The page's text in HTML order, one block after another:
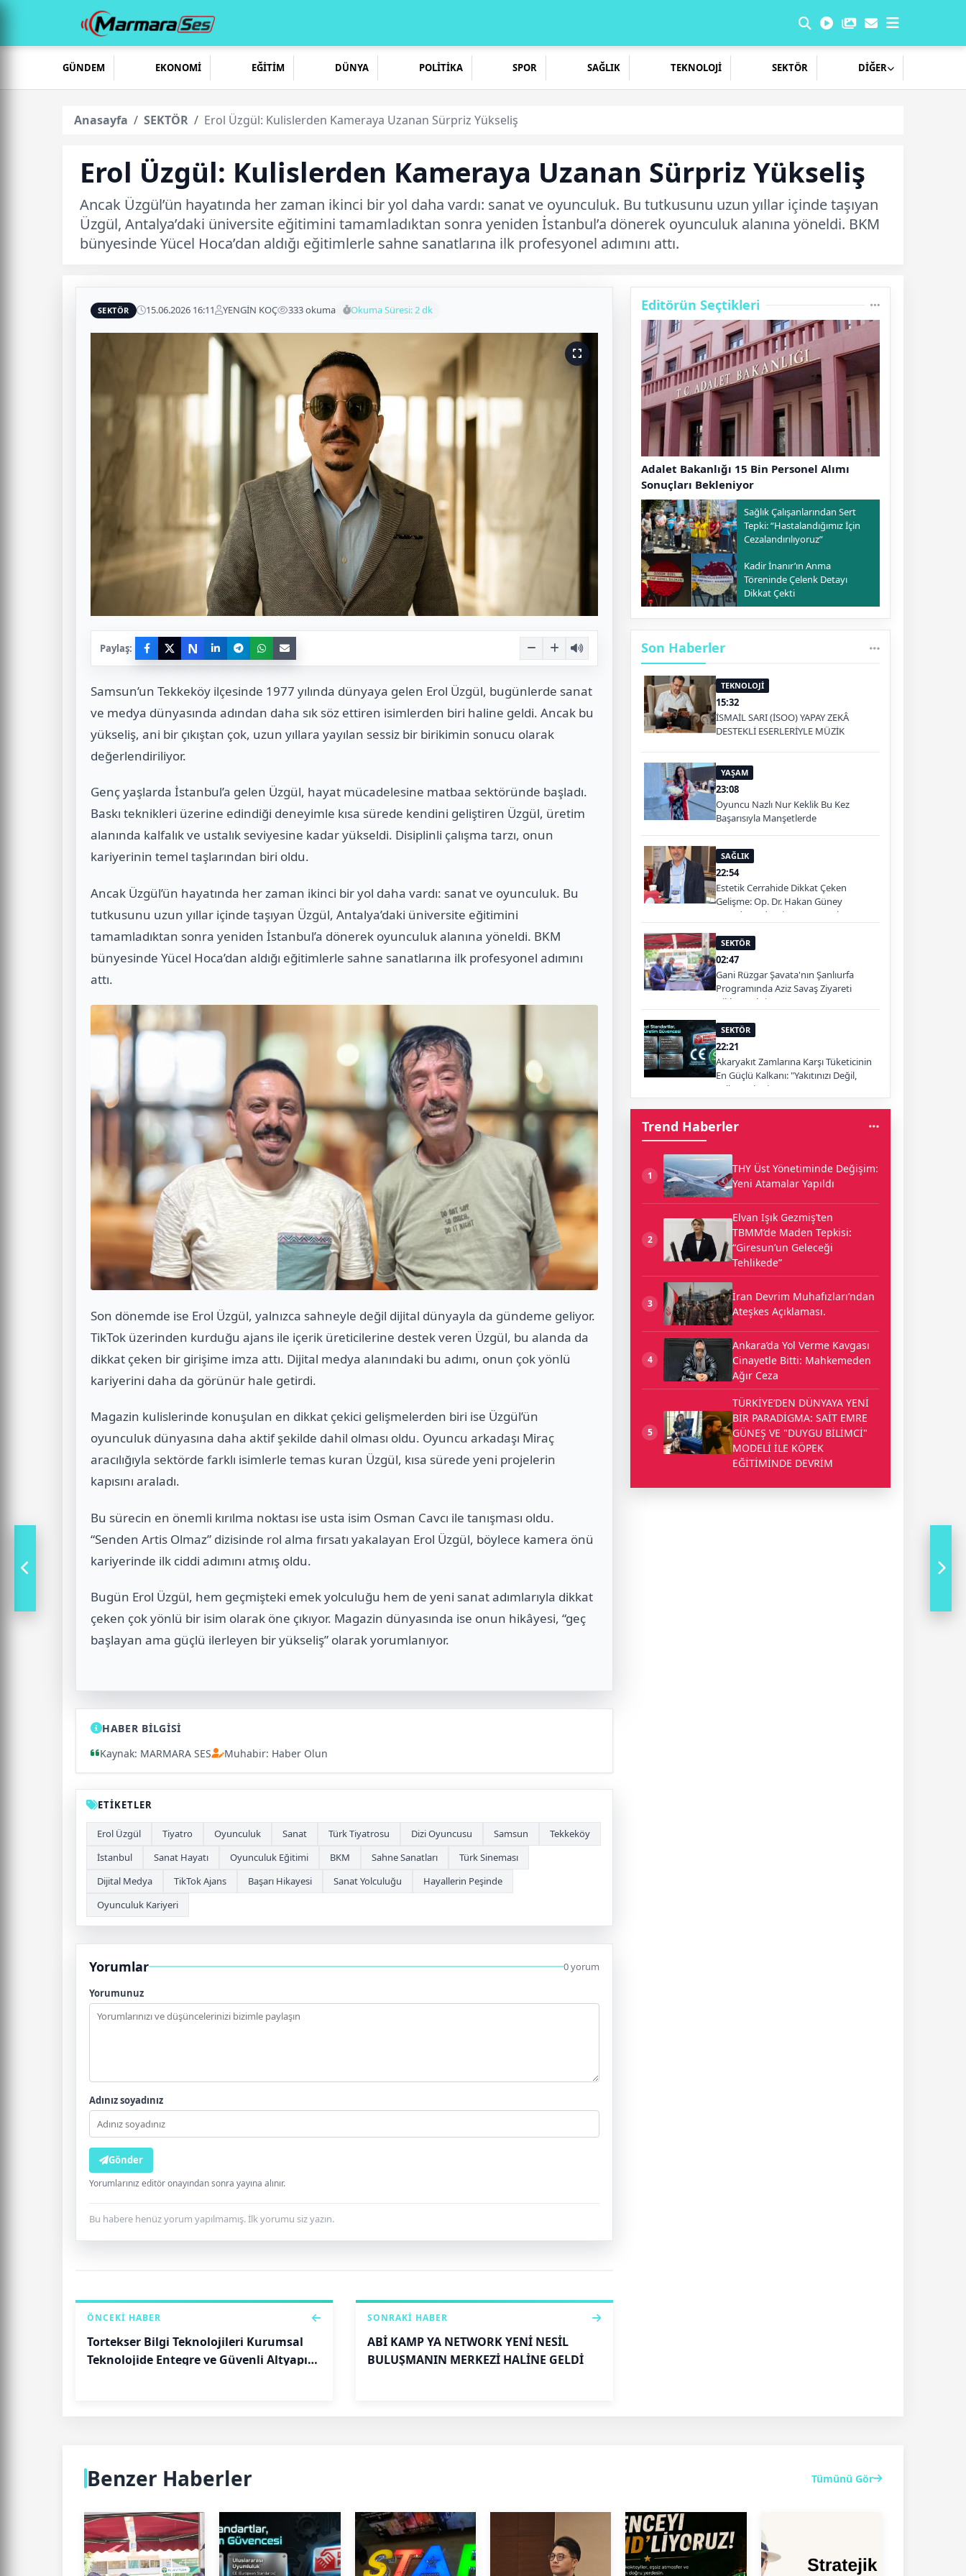
GÜNDEM EKONOMİ EĞİTİM DÜNYA POLİTİKA SPOR SAĞLIK TEKNOLOJİ SEKTÖR DİĞER
Anasayfa SEKTÖR Erol Üzgül: Kulislerden Kameraya Uzanan Sürpriz Yükseliş
Erol Üzgül: Kulislerden Kameraya Uzanan Sürpriz Yükseliş
Ancak Üzgül’ün hayatında her zaman ikinci bir yol daha vardı: sanat ve oyunculuk. Bu tutkusunu uzun yıllar içinde taşıyan
Üzgül, Antalya’daki üniversite eğitimini tamamladıktan sonra yeniden İstanbul’a dönerek oyunculuk alanına yöneldi. BKM
bünyesinde Yücel Hoca’dan aldığı eğitimlerle sahne sanatlarına ilk profesyonel adımını attı.
SEKTÖR 15.06.2026 16:11 YENGİN KOÇ 333 okuma Okuma Süresi: 2 dk
Paylaş: N
Samsun’un Tekkeköy ilçesinde 1977 yılında dünyaya gelen Erol Üzgül, bugünlerde sanat
ve medya dünyasında adından daha sık söz ettiren isimlerden biri haline geldi. Ancak bu
yükseliş, ani bir çıkıştan çok, uzun yıllara yayılan sessiz bir birikimin sonucu olarak
değerlendiriliyor.
Genç yaşlarda İstanbul’a gelen Üzgül, hayat mücadelesine matbaa sektöründe başladı.
Baskı teknikleri üzerine edindiği deneyimle kısa sürede kendini geliştiren Üzgül, üretim
alanında kalfalık ve ustalık seviyesine kadar yükseldi. Disiplinli çalışma tarzı, onun
kariyerinin temel taşlarından biri oldu.
Ancak Üzgül’ün hayatında her zaman ikinci bir yol daha vardı: sanat ve oyunculuk. Bu
tutkusunu uzun yıllar içinde taşıyan Üzgül, Antalya’daki üniversite eğitimini
tamamladıktan sonra yeniden İstanbul’a dönerek oyunculuk alanına yöneldi. BKM
bünyesinde Yücel Hoca’dan aldığı eğitimlerle sahne sanatlarına ilk profesyonel adımını
attı.
Son dönemde ise Erol Üzgül, yalnızca sahneyle değil dijital dünyayla da gündeme geliyor.
TikTok üzerinden kurduğu ajans ile içerik üreticilerine destek veren Üzgül, bu alanda da
dikkat çeken bir girişime imza attı. Dijital medya alanındaki bu adımı, onun çok yönlü
kariyerini daha da görünür hale getirdi.
Magazin kulislerinde konuşulan en dikkat çekici gelişmelerden biri ise Üzgül’ün
oyunculuk dünyasına daha aktif şekilde dahil olması oldu. Oyuncu arkadaşı Miraç
aracılığıyla sektörde farklı isimlerle temas kuran Üzgül, kısa sürede yeni projelerin
kapısını araladı.
Bu sürecin en önemli kırılma noktası ise usta isim Osman Cavcı ile tanışması oldu.
“Senden Artis Olmaz” dizisinde rol alma fırsatı yakalayan Erol Üzgül, böylece kamera önü
kariyerinde ilk ciddi adımını atmış oldu.
Bugün Erol Üzgül, hem geçmişteki emek yolculuğu hem de yeni sanat adımlarıyla dikkat
çeken çok yönlü bir isim olarak öne çıkıyor. Magazin dünyasında ise onun hikâyesi, “geç
başlayan ama güçlü ilerleyen bir yükseliş” olarak yorumlanıyor.
HABER BİLGİSİ
Kaynak: MARMARA SES
Muhabir: Haber Olun
ETİKETLER
Erol Üzgül Tiyatro Oyunculuk Sanat Türk Tiyatrosu Dizi Oyuncusu Samsun
Tekkeköy
İstanbul
Sanat Hayatı Oyunculuk Eğitimi BKM Sahne Sanatları
Türk Sineması
Dijital Medya
TikTok Ajans Başarı Hikayesi Sanat Yolculuğu
Hayallerin Peşinde
Oyunculuk Kariyeri
Yorumlar 0 yorum
Yorumunuz
Adınız soyadınız
Gönder
Yorumlarınız editör onayından sonra yayına alınır.
Bu habere henüz yorum yapılmamış. İlk yorumu siz yazın.
ÖNCEKI HABER
Tortekser Bilgi Teknolojileri Kurumsal
Teknolojide Entegre ve Güvenli Altyapı
SONRAKI HABER
ABİ KAMP YA NETWORK YENİ NESİL
BULUŞMANIN MERKEZİ HALİNE GELDİ
Editörün Seçtikleri
Adalet Bakanlığı 15 Bin Personel Alımı
Sonuçları Bekleniyor
Sağlık Çalışanlarından Sert
Tepki: “Hastalandığımız İçin
Cezalandırılıyoruz”
Kadir İnanır’ın Anma
Töreninde Çelenk Detayı
Dikkat Çekti
Son Haberler
TEKNOLOJİ
15:32
İSMAİL SARI (İSOO) YAPAY ZEKÂ
DESTEKLİ ESERLERİYLE MÜZİK
YAŞAM
23:08
Oyuncu Nazlı Nur Keklik Bu Kez
Başarısıyla Manşetlerde
SAĞLIK
22:54
Estetik Cerrahide Dikkat Çeken
Gelişme: Op. Dr. Hakan Güney
Kuşadası'nda Hizmet Verecek
SEKTÖR
02:47
Gani Rüzgar Şavata'nın Şanlıurfa
Programında Aziz Savaş Ziyareti
Dikkat Çekti
SEKTÖR
22:21
Akaryakıt Zamlarına Karşı Tüketicinin
En Güçlü Kalkanı: "Yakıtınızı Değil,
Yolları Tüketin"
Trend Haberler
1
THY Üst Yönetiminde Değişim:
Yeni Atamalar Yapıldı
2
Elvan Işık Gezmiş’ten
TBMM’de Maden Tepkisi:
“Giresun’un Geleceği
Tehlikede”
3
İran Devrim Muhafızları’ndan
Ateşkes Açıklaması.
4
Ankara’da Yol Verme Kavgası
Cinayetle Bitti: Mahkemeden
Ağır Ceza
5
TÜRKİYE’DEN DÜNYAYA YENİ
BİR PARADİGMA: SAİT EMRE
GÜNEŞ VE "DUYGU BİLİMCİ"
MODELİ İLE KÖPEK
EĞİTİMİNDE DEVRİM
Benzer Haberler Tümünü Gör